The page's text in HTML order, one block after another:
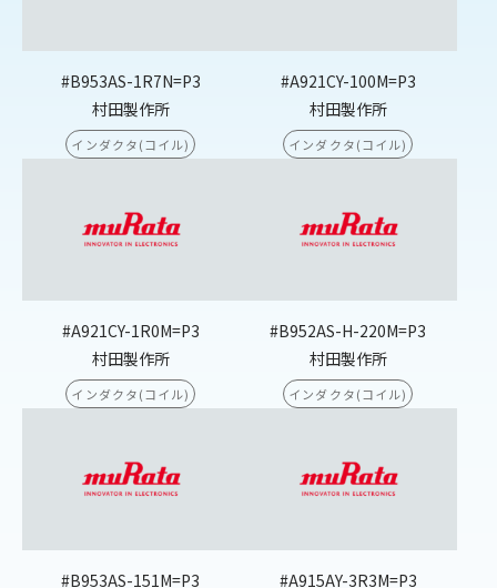
#B953AS-1R7N=P3
村田製作所
インダクタ(コイル)
#A921CY-100M=P3
村田製作所
インダクタ(コイル)
#A921CY-1R0M=P3
村田製作所
インダクタ(コイル)
#B952AS-H-220M=P3
村田製作所
インダクタ(コイル)
#B953AS-151M=P3
#A915AY-3R3M=P3